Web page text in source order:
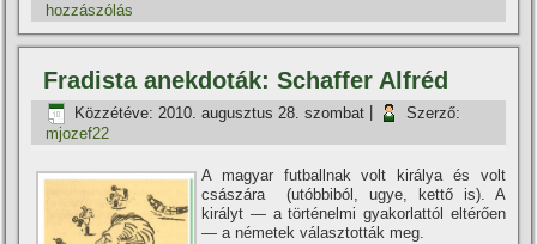
hozzászólás
Fradista anekdoták: Schaffer Alfréd
Közzétéve: 2010. augusztus 28. szombat
Szerző:
mjozef22
A magyar futballnak volt királya és volt
császára (utóbbiból, ugye, kettő is). A
királyt — a történelmi gyakorlattól eltérően
— a németek választották meg.